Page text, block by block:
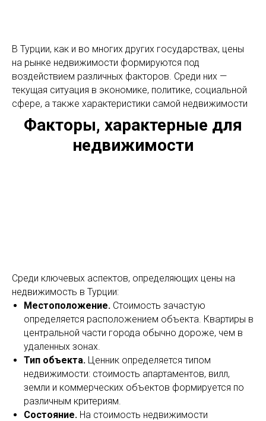
В Турции, как и во многих других государствах, цены
на рынке недвижимости формируются под
воздействием различных факторов. Среди них —
текущая ситуация в экономике, политике, социальной
сфере, а также характеристики самой недвижимости
Факторы, характерные для
недвижимости
Среди ключевых аспектов, определяющих цены на
недвижимость в Турции:
Местоположение. Стоимость зачастую
определяется расположением объекта. Квартиры в
центральной части города обычно дороже, чем в
удаленных зонах.
Тип объекта. Ценник определяется типом
недвижимости: стоимость апартаментов, вилл,
земли и коммерческих объектов формируется по
различным критериям.
Состояние. На стоимость недвижимости